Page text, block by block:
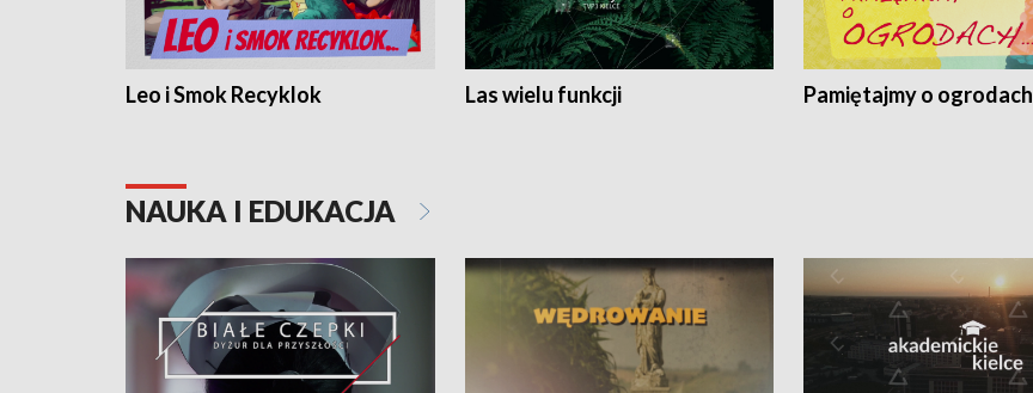
Leo i Smok Recyklok Las wielu funkcji Pamiętajmy o ogrodach
NAUKA I EDUKACJA